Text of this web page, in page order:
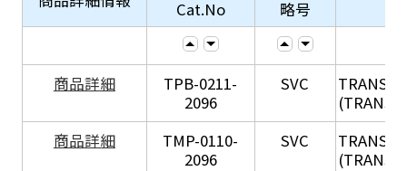
Cat.No
略号
商品詳細
TPB-0211-
2096
SVC TRANSIL
商品詳細
TMP-0110-
2096
SVC TRANSIL